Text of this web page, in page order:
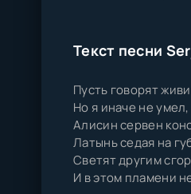
Текст песни
Пусть говорят
Но я иначе не
Алисин сервен
Латынь седая на
Светят другим
И в этом пламени